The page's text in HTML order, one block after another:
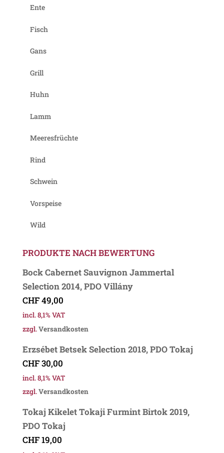
Ente
Fisch
Gans
Grill
Huhn
Lamm
Meeresfrüchte
Rind
Schwein
Vorspeise
Wild
PRODUKTE NACH BEWERTUNG
Bock Cabernet Sauvignon Jammertal
Selection 2014, PDO Villány
CHF49,00
incl. 8,1% VAT
zzgl.Versandkosten
Erzsébet Betsek Selection 2018, PDO Tokaj
CHF30,00
incl. 8,1% VAT
zzgl.Versandkosten
Tokaj Kikelet Tokaji Furmint Birtok 2019,
PDO Tokaj
CHF19,00